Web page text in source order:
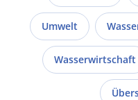
Umwelt
Wasserwirtschaft